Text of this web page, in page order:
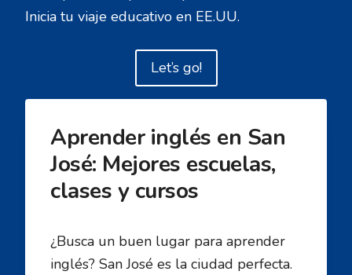
Inicia tu viaje educativo en EE.UU.
Let’s go!
Aprender inglés en San
José: Mejores escuelas,
clases y cursos
¿Busca un buen lugar para aprender
inglés? San José es la ciudad perfecta.